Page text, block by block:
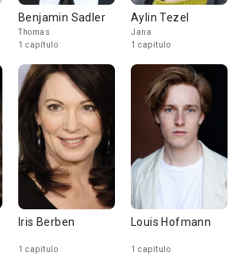
Benjamin Sadler
Thomas
1 capítulo
Aylin Tezel
Jana
1 capítulo
Iris Berben
1 capítulo
Louis Hofmann
1 capítulo